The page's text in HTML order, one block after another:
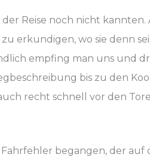
Reise noch nicht kannten.
erkundigen, wo sie denn
empfing man uns und
bis zu den
recht schnell vor den
begangen, der auf